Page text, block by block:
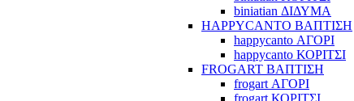
biniatian ΔΙΔΥΜΑ
HAPPYCANTO ΒΑΠΤΙΣΗ
happycanto ΑΓΟΡΙ
happycanto ΚΟΡΙΤΣΙ
FROGART ΒΑΠΤΙΣΗ
frogart ΑΓΟΡΙ
frogart ΚΟΡΙΤΣΙ